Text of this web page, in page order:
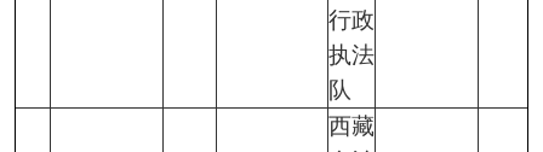
行政
执法
队
西藏